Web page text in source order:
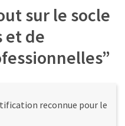
sur le socle
et de
”
reconnue pour le